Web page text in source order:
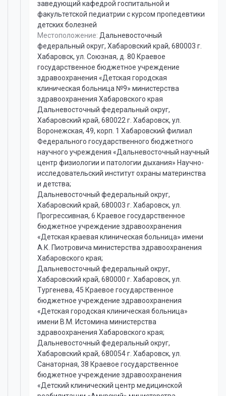
заведующий кафедрой госпитальной и
факультетской педиатрии с курсом пропедевтики
детских болезней
Местоположение: Дальневосточный
федеральный округ, Хабаровский край, 680003 г.
Хабаровск, ул. Союзная, д. 80 Краевое
государственное бюджетное учреждение
здравоохранения «Детская городская
клиническая больница №9» министерства
здравоохранения Хабаровского края
Дальневосточный федеральный округ,
Хабаровский край, 680022 г. Хабаровск, ул.
Воронежская, 49, корп. 1 Хабаровский филиал
Федерального государственного бюджетного
научного учреждения «Дальневосточный научный
центр физиологии и патологии дыхания» Научно-
исследовательский институт охраны материнства
и детства;
Дальневосточный федеральный округ,
Хабаровский край, 680003 г. Хабаровск, ул.
Прогрессивная, 6 Краевое государственное
бюджетное учреждение здравоохранения
«Детская краевая клиническая больница» имени
А.К. Пиотровича министерства здравоохранения
Хабаровского края;
Дальневосточный федеральный округ,
Хабаровский край, 680000 г. Хабаровск, ул.
Тургенева, 45 Краевое государственное
бюджетное учреждение здравоохранения
«Детская городская клиническая больница»
имени В.М. Истомина министерства
здравоохранения Хабаровского края;
Дальневосточный федеральный округ,
Хабаровский край, 680054 г. Хабаровск, ул.
Санаторная, 38 Краевое государственное
бюджетное учреждение здравоохранения
«Детский клинический центр медицинской